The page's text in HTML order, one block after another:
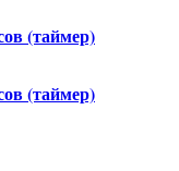
(таймер)
(таймер)